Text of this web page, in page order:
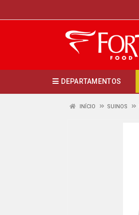
DEPARTAMENTOS
INÍCIO SUINOS